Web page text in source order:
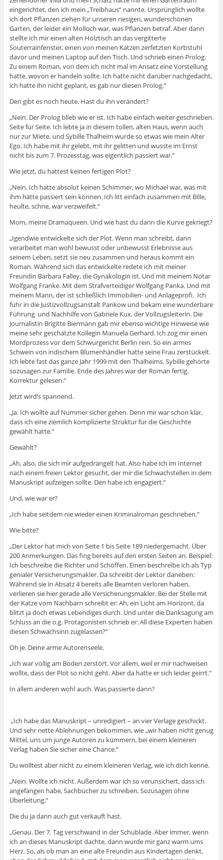
eingerichtet, den ich mein „Treibhaus“ nannte. Ursprünglich wollte
ich dort Pflanzen ziehen für unseren riesigen, wunderschönen
Garten, der leider ein Molloch war, was Pflanzen betraf. Aber dann
stellte ich mir einen alten Holztisch an das vergitterte
Souterrainfenster, einen von meinen Katzen zerfetzten Korbstuhl
davor und meinen Laptop auf den Tisch. Und schrieb einen Prolog.
Zu einem Roman, von dem ich nicht mal im Ansatz eine Vorstellung
hatte, wovon er handeln sollte. Ich hatte nicht darüber nachgedacht,
ich hatte ihn nicht geplant, es gab nur diesen Prolog.“
Den gibt es noch heute. Hast du ihn verändert?
„Nein. Der Prolog blieb wie er ist. Ich habe einfach weiter geschrieben.
Seite für Seite. Ich lebte ja in diesem tollen, alten Haus, wenn auch
nur zur Miete, und Sybille Thalheim wurde so etwas wie mein Alter
Ego. Ich habe mit ihr gelebt, mit ihr gelitten und wusste im Ernst
nicht bis zum 7. Prozesstag, was eigentlich passiert war.“
Wie jetzt, du hattest keinen fertigen Plot?
„Nein. Ich hatte absolut keinen Schimmer, wo Michael war, was mit
ihm hätte passiert sein können. Ich litt einfach zusammen mit Bille,
heulte, schrie, war verzweifelt.“
Mom, meine Dramaqueen. Und wie hast du dann die Kurve gekriegt?
„Igendwie entwickelte sich der Plot. Wenn man schreibt, dann
verarbeitet man wohl bewusst oder unbewusst Erlebnisse aus
seinem Leben, setzt sie neu zusammen und heraus kommt ein
Roman. Während sich das entwickelte redete ich mit meiner
Freundin Barbara Falley, die Gynäkologin ist. Und mit meinem Notar
Wolfgang Franke. Mit dem Strafverteidiger Wolfgang Panka. Und mit
meinem Mann, der ist schließlich Immobilien- und Anlageprofi. Ich
fuhr in die Justizvollzugsanstalt Pankow und bekam eine wunderbare
Führung und Nachhilfe von Gabriele Kux, der Vollzugsleiterin. Die
Journalistin Brigitte Biermann gab mir ebenso wichtige Hinweise wie
meine sehr geschätzte Kollegin Manuela Gerhard. Ich zog mir einen
Mordprozess vor dem Schwurgericht Berlin rein. So ein armes
Schwein von indischem Blumenhändler hatte seine Frau zerstückelt.
Ich lebte fast das ganze Jahr 1999 mit den Thalheims. Sybille gehörte
sozusagen zur Familie. Ende des Jahres war der Roman fertig.
Korrektur gelesen.“
Jetzt wird’s spannend.
„Ja. Ich wollte auf Nummer sicher gehen. Denn mir war schon klar,
dass ich eine ziemlich komplizierte Struktur für die Geschichte
gewählt hatte.“
Gewählt?
„Äh, also, die sich mir aufgedrängelt hat. Also habe ich im Internet
nach einem freien Lektor gesucht, der mir die Schwachstellen in dem
Manuskript aufzeigen sollte. Den habe ich engagiert.“
Und, wie war er?
„Ich habe seitdem nie wieder einen Kriminalroman geschrieben.“
Wie bitte?
„Der Lektor hat mich von Seite 1 bis Seite 189 niedergemacht. Über
200 Anmerkungen. Das fing bereits auf den ersten Seiten an. Beispiel:
Ich beschreibe die Richter und Schöffen. Einen beschreibe ich als Typ
genialer Versicherungsmakler. Da schreibt der Lektor daneben:
Während sie in Absatz 4 bereits alle Beamten verloren haben,
verlieren sie hier gerade alle Versicherungsmakler. Bei der Stelle mit
der Katze vom Nachbarn schreibt er: Ah, ein Licht am Horizont, da
blitzt ja doch etwas Lebendiges durch. Und unter die Danksagung am
Schluss an die o.g. Protagonisten schrieb er: All diese Experten haben
diesen Schwachsinn zugelassen?“
Oh je. Deine arme Autorenseele.
„Ich war völlig am Boden zerstört. Vor allem, weil er mir nachweisen
wollte, dass der Plot so nicht geht. Aber da hatte er sich leider geirrt.“
In allem anderen wohl auch. Was passierte dann?
„Ich habe das Manuskript – unredigiert – an vier Verlage geschickt.
Und sehr nette Ablehnungen bekommen, wie „wir haben nicht genug
Mittel, uns um junge Autoren zu kümmern, bei einem kleineren
Verlag haben Sie sicher eine Chance.“
Du wolltest aber nicht zu einem kleineren Verlag, wie ich dich kenne.
„Nein. Wollte ich nicht. Außerdem war ich so verunsichert, dass ich
angefangen habe, Sachbücher zu schreiben. Sozusagen ohne
Überleitung.“
Die du ja dann auch gut verkauft hast.
„Genau. Der 7. Tag verschwand in der Schublade. Aber immer, wenn
ich an dieses Manuskript dachte, dann wurde mir ganz warm ums
Herz. So, als ob man an eine alte Freundin aus Kindertagen denkt,